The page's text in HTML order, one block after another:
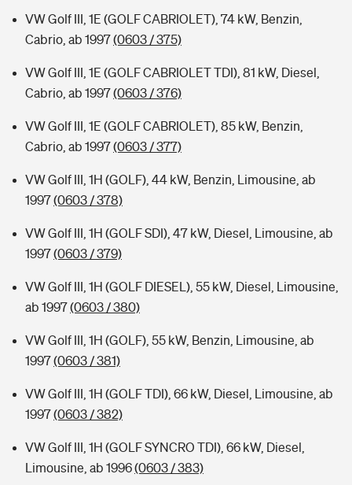
VW Golf III, 1E (GOLF CABRIOLET), 74 kW, Benzin,
Cabrio, ab 1997(0603 / 375)
VW Golf III, 1E (GOLF CABRIOLET TDI), 81 kW, Diesel,
Cabrio, ab 1997(0603 / 376)
VW Golf III, 1E (GOLF CABRIOLET), 85 kW, Benzin,
Cabrio, ab 1997(0603 / 377)
VW Golf III, 1H (GOLF), 44 kW, Benzin, Limousine, ab
1997(0603 / 378)
VW Golf III, 1H (GOLF SDI), 47 kW, Diesel, Limousine, ab
1997(0603 / 379)
VW Golf III, 1H (GOLF DIESEL), 55 kW, Diesel, Limousine,
ab 1997(0603 / 380)
VW Golf III, 1H (GOLF), 55 kW, Benzin, Limousine, ab
1997(0603 / 381)
VW Golf III, 1H (GOLF TDI), 66 kW, Diesel, Limousine, ab
1997(0603 / 382)
VW Golf III, 1H (GOLF SYNCRO TDI), 66 kW, Diesel,
Limousine, ab 1996(0603 / 383)